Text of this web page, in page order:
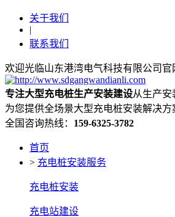
关于我们
|
联系我们
欢迎光临山东港湾电气科技有限公司官
专注大型充电桩生产安装建设从生产
为您提供全场景大型充电桩安装解决方
全国咨询热线： 159-6325-3782
首页
> 充电桩安装服务
充电桩安装
充电站建设